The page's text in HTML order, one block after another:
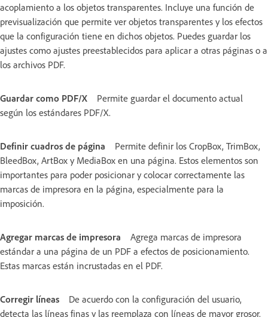
acoplamiento a los objetos transparentes. Incluye una función de
previsualización que permite ver objetos transparentes y los efectos
que la configuración tiene en dichos objetos. Puedes guardar los
ajustes como ajustes preestablecidos para aplicar a otras páginas o a
los archivos PDF.
Guardar como PDF/X
Permite guardar el documento actual
según los estándares PDF/X.
Definir cuadros de página
Permite definir los CropBox, TrimBox,
BleedBox, ArtBox y MediaBox en una página. Estos elementos son
importantes para poder posicionar y colocar correctamente las
marcas de impresora en la página, especialmente para la
imposición.
Agregar marcas de impresora
Agrega marcas de impresora
estándar a una página de un PDF a efectos de posicionamiento.
Estas marcas están incrustadas en el PDF.
Corregir líneas
De acuerdo con la configuración del usuario,
detecta las líneas finas y las reemplaza con líneas de mayor grosor.